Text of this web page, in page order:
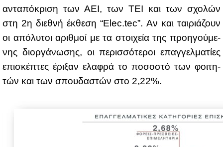
αντα­πό­κρι­ση των ΑΕΙ, των ΤΕΙ και των σχο­λών
στη 2η διε­θνή έκ­θε­ση “Elec.tec”. Αν και ται­ριά­ζουν
οι από­λυ­τοι αριθ­μοί με τα στοι­χεία της προη­γού­με­
νης διορ­γά­νω­σης, οι πε­ρισ­σό­τε­ροι επαγ­γελ­μα­τί­ες
επι­σκέ­πτες έρι­ξαν ελα­φρά το πο­σο­στό των φοι­τη­
τών και των σπου­δα­στών στο 2,22%.